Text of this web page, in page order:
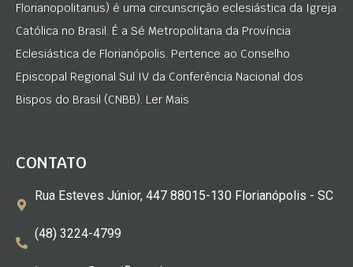
Florianopolitanus) é uma circunscrição eclesiástica da Igreja
Católica no Brasil. É a Sé Metropolitana da Província
Eclesiástica de Florianópolis. Pertence ao Conselho
Episcopal Regional Sul IV da Conferência Nacional dos
Bispos do Brasil (CNBB). Ler Mais
CONTATO
Rua Esteves Júnior, 447 88015-130 Florianópolis - SC
(48) 3224-4799